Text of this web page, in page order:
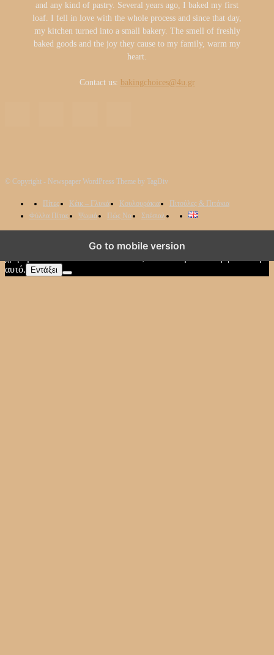
and any kind of pastry. Several years ago, I baked my first
loaf. I fell in love with the whole process and since that day,
my kitchen turned into a small bakery. The smell of freshly
baked goods and the joy they cause to my family, warm my
heart.
Contact us: bakingchoices@4u.gr
© Copyright - Newspaper WordPress Theme by TagDiv
Πίτες Κέικ – Γλυκά Κουλουράκια
Πιτούλες & Πιτάκια
Φύλλα Πίτας
Ψωμιά Πώς Να Σπέσιαλ
Go to mobile version
καλύτερη εμπειρία στον ιστότοπό μας. Αν συνεχίσετε να
αυτό.
Εντάξει